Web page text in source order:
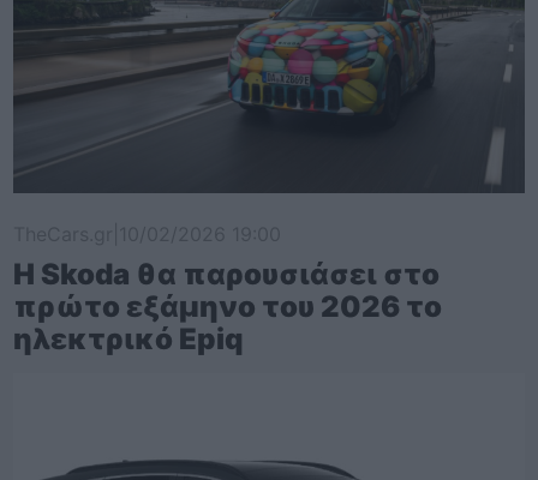
Η Skoda θα παρουσιάσει στο
πρώτο εξάμηνο του 2026 το
ηλεκτρικό Epiq